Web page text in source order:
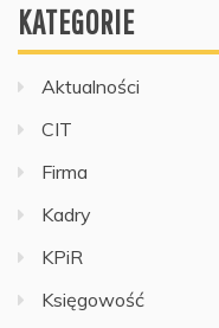
KATEGORIE
Aktualności
CIT
Firma
Kadry
KPiR
Księgowość